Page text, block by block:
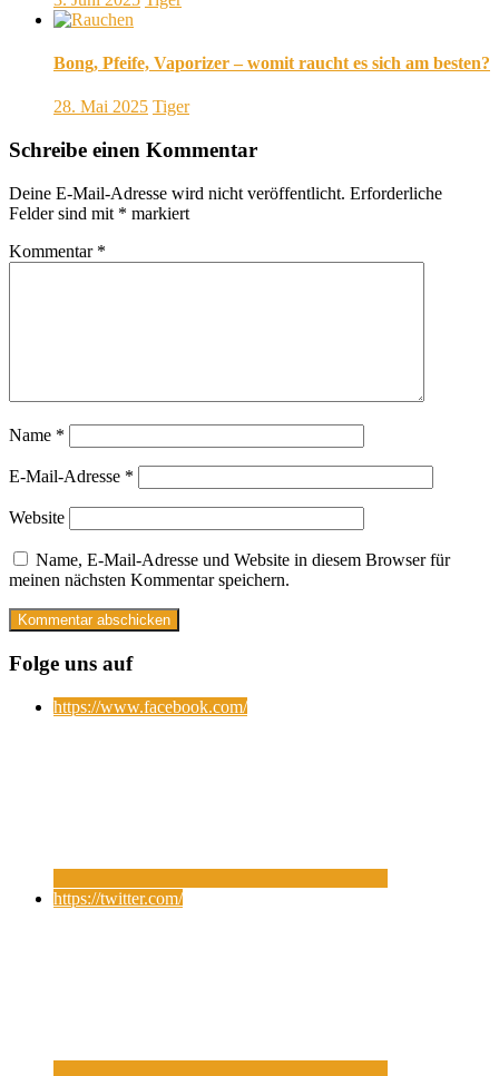
Bong, Pfeife, Vaporizer – womit raucht es sich am besten?
28. Mai 2025 Tiger
Schreibe einen Kommentar
Deine E-Mail-Adresse wird nicht veröffentlicht. Erforderliche
Felder sind mit * markiert
Kommentar *
Name *
E-Mail-Adresse *
Website
Name, E-Mail-Adresse und Website in diesem Browser für
meinen nächsten Kommentar speichern.
Folge uns auf
https://www.facebook.com/
https://twitter.com/